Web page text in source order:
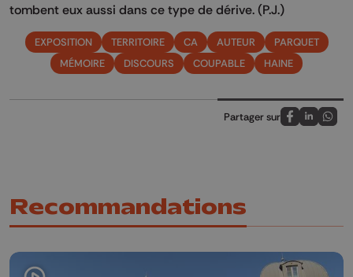
tombent eux aussi dans ce type de dérive. (P.J.)
EXPOSITION TERRITOIRE CA AUTEUR
PARQUET
MÉMOIRE
DISCOURS COUPABLE HAINE
Partager sur
Partagez sur
Partagez
Recommandations